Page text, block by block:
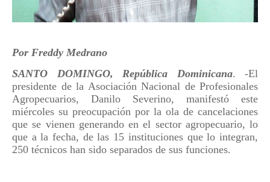
Por Freddy Medrano
SANTO DOMINGO, República Dominicana. -El
presidente de la Asociación Nacional de Profesionales
Agropecuarios, Danilo Severino, manifestó este
miércoles su preocupación por la ola de cancelaciones
que se vienen generando en el sector agropecuario, lo
que a la fecha, de las 15 instituciones que lo integran,
250 técnicos han sido separados de sus funciones.